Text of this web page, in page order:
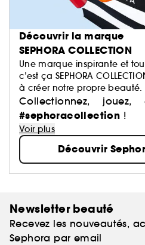
Découvrir la marque
SEPHORA COLLECTION
Une marque inspirante et
c’est ça SEPHORA
à créer notre propre
a justement imaginé des
maquillage aux soins, du
bain aux compléments
mission de démocratiser
Collectionnez,
#sephoracollection !
Voir plus
Découvrir
Newsletter beauté
Recevez les nouveautés,
Sephora par email